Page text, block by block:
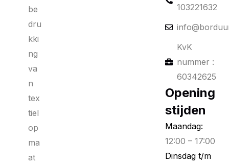
be
dru
kki
ng
va
n
tex
tiel
op
ma
at
103221632
KvK
nummer :
60342625
Opening
stijden
Maandag:
12:00 – 17:00
Dinsdag t/m